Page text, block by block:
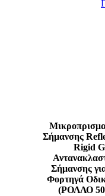
Σήμανσης
Rigid
Σήμανσης
Φορτηγά
(ΡΟΛΛΟ